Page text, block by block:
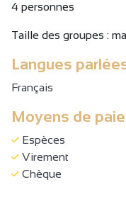
4 personnes
Taille des groupes :
Langues
Français
Moyens de
Espèces
Virement
Chèque